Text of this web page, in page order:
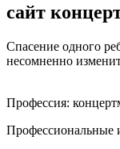
сайт
Спасение одного
несомненно
Профессия:
Профессиональные